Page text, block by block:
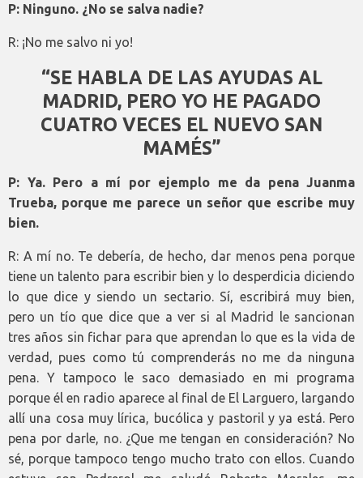
P: Ninguno. ¿No se salva nadie?
R: ¡No me salvo ni yo!
“SE HABLA DE LAS AYUDAS AL
MADRID, PERO YO HE PAGADO
CUATRO VECES EL NUEVO SAN
MAMÉS”
P: Ya. Pero a mí por ejemplo me da pena Juanma
Trueba, porque me parece un señor que escribe muy
bien.
R: A mí no. Te debería, de hecho, dar menos pena porque
tiene un talento para escribir bien y lo desperdicia diciendo
lo que dice y siendo un sectario. Sí, escribirá muy bien,
pero un tío que dice que a ver si al Madrid le sancionan
tres años sin fichar para que aprendan lo que es la vida de
verdad, pues como tú comprenderás no me da ninguna
pena. Y tampoco le saco demasiado en mi programa
porque él en radio aparece al final de El Larguero, largando
allí una cosa muy lírica, bucólica y pastoril y ya está. Pero
pena por darle, no. ¿Que me tengan en consideración? No
sé, porque tampoco tengo mucho trato con ellos. Cuando